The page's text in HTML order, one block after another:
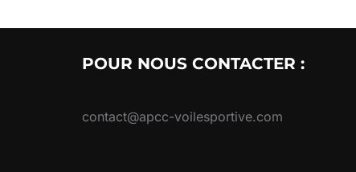
POUR NOUS CONTACTER :
contact@apcc-voilesportive.com